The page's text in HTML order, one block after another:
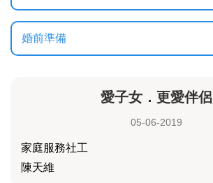
愛子女．更愛伴侶
05-06-2019
家庭服務社工
陳天維